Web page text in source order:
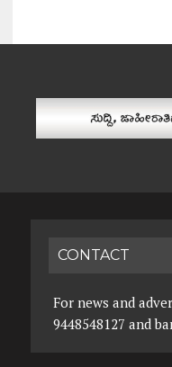
CONTACT
For news and
9448548127 and